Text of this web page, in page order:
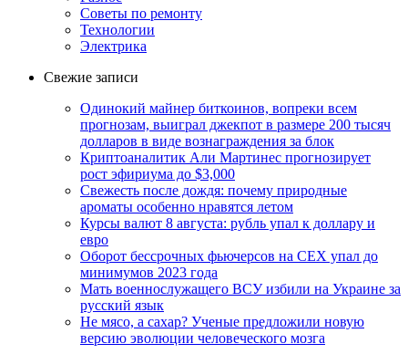
Советы по ремонту
Технологии
Электрика
Свежие записи
Одинокий майнер биткоинов, вопреки всем
прогнозам, выиграл джекпот в размере 200 тысяч
долларов в виде вознаграждения за блок
Криптоаналитик Али Мартинес прогнозирует
рост эфириума до $3,000
Свежесть после дождя: почему природные
ароматы особенно нравятся летом
Курсы валют 8 августа: рубль упал к доллару и
евро
Оборот бессрочных фьючерсов на CEX упал до
минимумов 2023 года
Мать военнослужащего ВСУ избили на Украине за
русский язык
Не мясо, а сахар? Ученые предложили новую
версию эволюции человеческого мозга